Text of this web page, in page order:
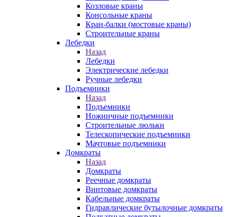
Козловые краны
Консольные краны
Кран-балки (мостовые краны)
Строительные краны
Лебедки
Назад
Лебедки
Электрические лебедки
Ручные лебедки
Подъемники
Назад
Подъемники
Ножничные подъемники
Строительные люльки
Телескопические подъемники
Мачтовые подъемники
Домкраты
Назад
Домкраты
Реечные домкраты
Винтовые домкраты
Кабельные домкраты
Гидравлические бутылочные домкраты